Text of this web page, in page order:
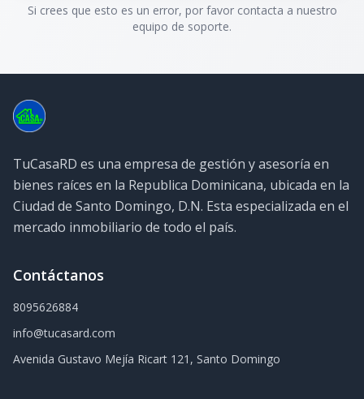
Si crees que esto es un error, por favor contacta a nuestro
equipo de soporte.
TuCasaRD es una empresa de gestión y asesoría en
bienes raíces en la Republica Dominicana, ubicada en la
Ciudad de Santo Domingo, D.N. Esta especializada en el
mercado inmobiliario de todo el país.
Contáctanos
8095626884
info@tucasard.com
Avenida Gustavo Mejía Ricart 121, Santo Domingo